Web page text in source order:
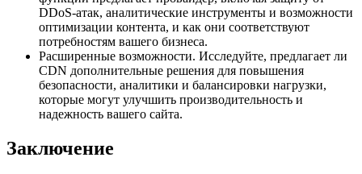
DDoS-атак, аналитические инструменты и возможности
оптимизации контента, и как они соответствуют
потребностям вашего бизнеса.
Расширенные возможности. Исследуйте, предлагает ли
CDN дополнительные решения для повышения
безопасности, аналитики и балансировки нагрузки,
которые могут улучшить производительность и
надежность вашего сайта.
Заключение